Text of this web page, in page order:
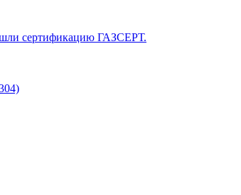
сертификацию ГАЗСЕРТ.